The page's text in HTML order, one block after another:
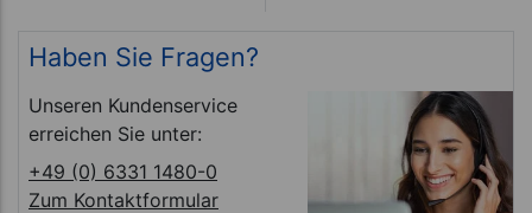
Haben Sie Fragen?
Unseren Kundenservice
erreichen Sie unter:
+49 (0) 6331 1480-0
Zum Kontaktformular